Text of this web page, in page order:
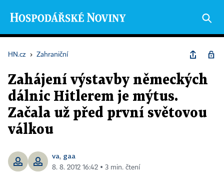
HN.cz › Zahraniční
Zahájení výstavby německých
dálnic Hitlerem je mýtus.
Začala už před první světovou
válkou
va, gaa
8. 8. 2012 16:42 ▪ 3 min. čtení